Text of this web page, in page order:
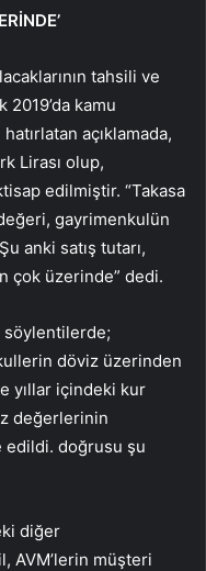
tahsili ve
2019’da kamu
hatırlatan açıklamada,
Lirası olup,
edilmiştir. “Takasa
gayrimenkulün
anki satış tutarı,
çok üzerinde” dedi.
söylentilerde;
döviz üzerinden
yıllar içindeki kur
değerlerinin
edildi. doğrusu şu
diğer
AVM’lerin müşteri